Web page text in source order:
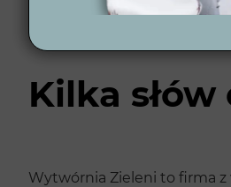
proceszaczyna się od
wizualizacje 3D, które
Kilka
Wytwórnia Zieleni to firma